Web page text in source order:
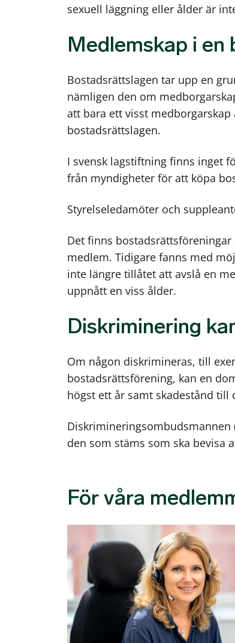
sexuell läggning eller ålder är
Medlemskap i
Bostadsrättslagen tar upp en
nämligen den om
att bara ett visst
bostadsrättslagen.
I svensk lagstiftning finns inget
från myndigheter för att köpa
Styrelseledamöter och
Det finns
medlem. Tidigare fanns med
inte längre tillåtet att avslå en
uppnått en viss ålder.
Diskriminering
Om någon diskrimineras, till
bostadsrättsförening, kan en
högst ett år samt skadestånd till
Diskrimineringsombudsmannen
den som stäms som ska bevisa
För våra